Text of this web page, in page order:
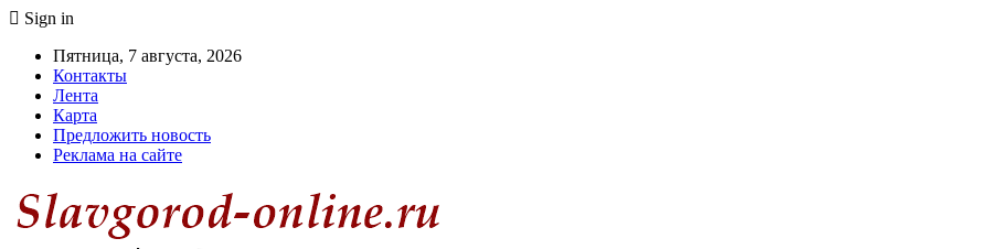
Sign in
Пятница, 7 августа, 2026
Контакты
Лента
Карта
Предложить новость
Реклама на сайте